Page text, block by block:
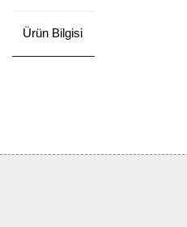
Ürün Bilgisi